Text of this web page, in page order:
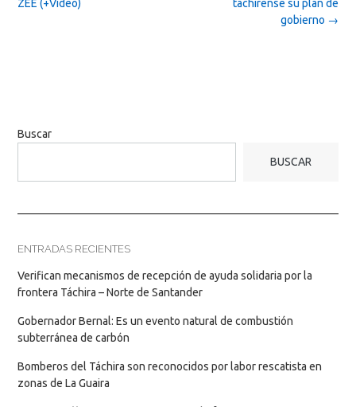
tachirense su plan de
gobierno →
ZEE (+Video)
Buscar
BUSCAR
ENTRADAS RECIENTES
Verifican mecanismos de recepción de ayuda solidaria por la
frontera Táchira – Norte de Santander
Gobernador Bernal: Es un evento natural de combustión
subterránea de carbón
Bomberos del Táchira son reconocidos por labor rescatista en
zonas de La Guaira